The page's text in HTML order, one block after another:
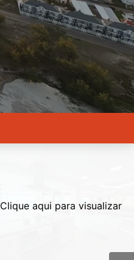
Clique aqui para visualizar